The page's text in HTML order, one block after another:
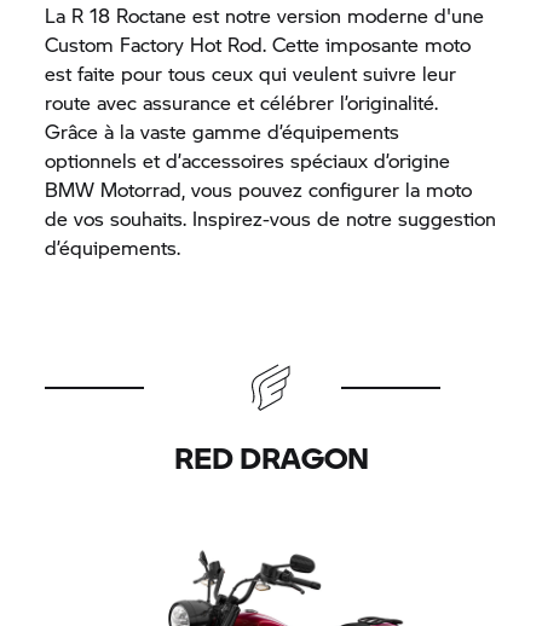
La R 18 Roctane est notre version moderne d'une
Custom Factory Hot Rod. Cette imposante moto
est faite pour tous ceux qui veulent suivre leur
route avec assurance et célébrer l’originalité.
Grâce à la vaste gamme d’équipements
optionnels et d’accessoires spéciaux d’origine
BMW Motorrad, vous pouvez configurer la moto
de vos souhaits. Inspirez-vous de notre suggestion
d’équipements.
RED DRAGON